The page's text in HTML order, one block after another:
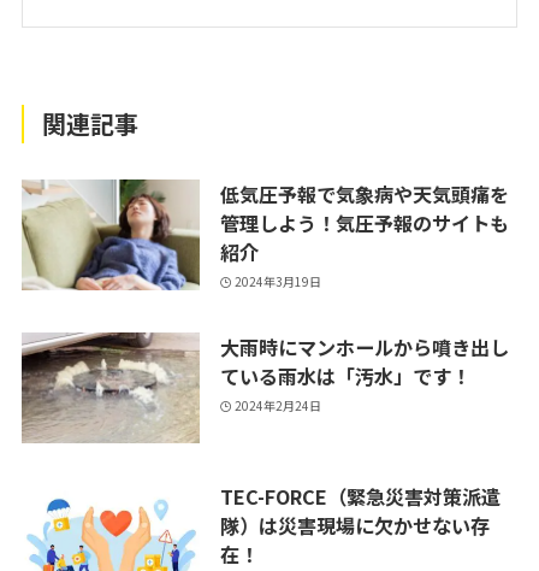
関連記事
低気圧予報で気象病や天気頭痛を
管理しよう！気圧予報のサイトも
紹介
2024年3月19日
大雨時にマンホールから噴き出し
ている雨水は「汚水」です！
2024年2月24日
TEC-FORCE（緊急災害対策派遣
隊）は災害現場に欠かせない存
在！